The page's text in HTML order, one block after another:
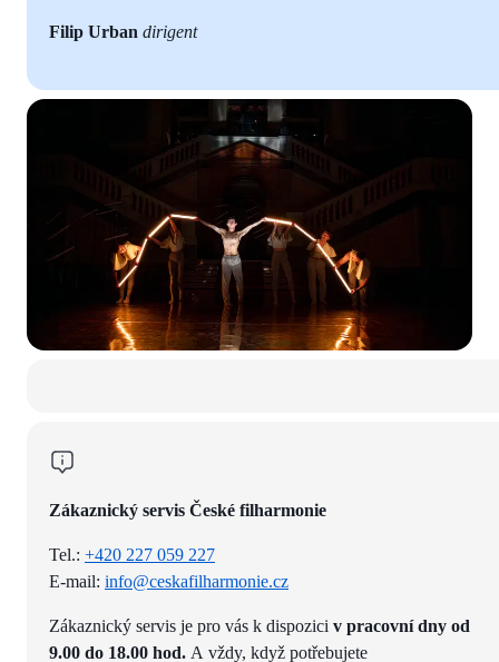
Filip Urban dirigent
Zákaznický servis České filharmonie
Tel.: +420 227 059 227
E-mail: info@ceskafilharmonie.cz
Zákaznický servis je pro vás k dispozici v pracovní dny od
9.00 do 18.00 hod. A vždy, když potřebujete